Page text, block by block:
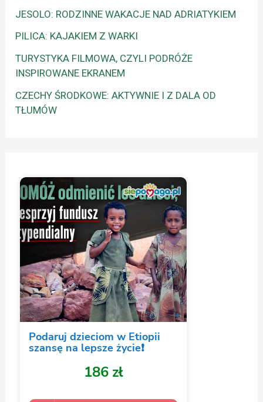
JESOLO: RODZINNE WAKACJE NAD ADRIATYKIEM
PILICA: KAJAKIEM Z WARKI
TURYSTYKA FILMOWA, CZYLI PODRÓŻE
INSPIROWANE EKRANEM
CZECHY ŚRODKOWE: AKTYWNIE I Z DALA OD
TŁUMÓW